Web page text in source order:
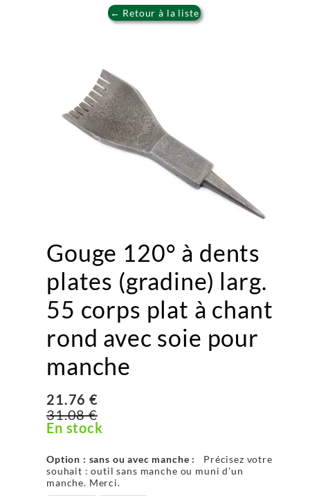
← Retour à la liste
Gouge 120° à dents
plates (gradine) larg.
55 corps plat à chant
rond avec soie pour
manche
21.76 €
31.08 €
En stock
Option : sans ou avec manche :
Précisez votre
souhait : outil sans manche ou muni d'un
manche. Merci.